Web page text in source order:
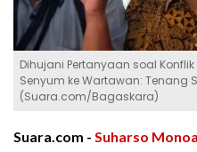
Dihujani Pertanyaan soal Konflik
Senyum ke Wartawan: Tenang
(Suara.com/Bagaskara)
Suara.com - Suharso